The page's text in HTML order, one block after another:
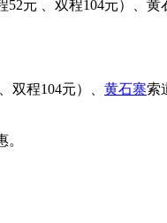
元 、双程104元）、黄
双程104元）、 黄石寨索